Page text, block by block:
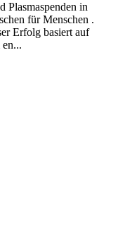
in
für Menschen .
Erfolg basiert auf